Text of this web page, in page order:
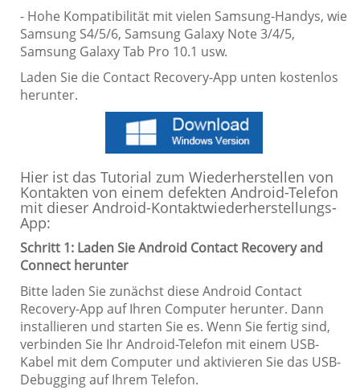
- Hohe Kompatibilität mit vielen Samsung-Handys, wie
Samsung S4/5/6, Samsung Galaxy Note 3/4/5,
Samsung Galaxy Tab Pro 10.1 usw.
Laden Sie die Contact Recovery-App unten kostenlos
herunter.
Hier ist das Tutorial zum Wiederherstellen von
Kontakten von einem defekten Android-Telefon
mit dieser Android-Kontaktwiederherstellungs-
App:
Schritt 1: Laden Sie Android Contact Recovery and
Connect herunter
Bitte laden Sie zunächst diese Android Contact
Recovery-App auf Ihren Computer herunter. Dann
installieren und starten Sie es. Wenn Sie fertig sind,
verbinden Sie Ihr Android-Telefon mit einem USB-
Kabel mit dem Computer und aktivieren Sie das USB-
Debugging auf Ihrem Telefon.